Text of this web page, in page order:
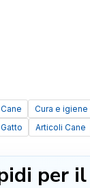
Cura e igiene
Articoli Cane
per il